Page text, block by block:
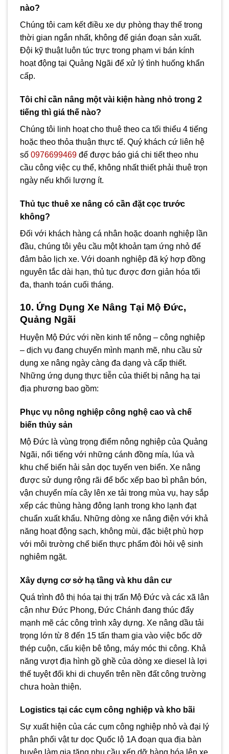
nào?
Chúng tôi cam kết điều xe dự phòng thay thế trong
thời gian ngắn nhất, không để gián đoạn sản xuất.
Đội kỹ thuật luôn túc trực trong phạm vi bán kính
hoạt động tại Quảng Ngãi để xử lý tình huống khẩn
cấp.
Tôi chỉ cần nâng một vài kiện hàng nhỏ trong 2
tiếng thì giá thế nào?
Chúng tôi linh hoạt cho thuê theo ca tối thiểu 4 tiếng
hoặc theo thỏa thuận thực tế. Quý khách cứ liên hệ
số 0976699469 để được báo giá chi tiết theo nhu
cầu công việc cụ thể, không nhất thiết phải thuê trọn
ngày nếu khối lượng ít.
Thủ tục thuê xe nâng có cần đặt cọc trước
không?
Đối với khách hàng cá nhân hoặc doanh nghiệp lần
đầu, chúng tôi yêu cầu một khoản tạm ứng nhỏ để
đảm bảo lịch xe. Với doanh nghiệp đã ký hợp đồng
nguyên tắc dài hạn, thủ tục được đơn giản hóa tối
đa, thanh toán cuối tháng.
10. Ứng Dụng Xe Nâng Tại Mộ Đức,
Quảng Ngãi
Huyện Mộ Đức với nền kinh tế nông – công nghiệp
– dịch vụ đang chuyển mình mạnh mẽ, nhu cầu sử
dụng xe nâng ngày càng đa dạng và cấp thiết.
Những ứng dụng thực tiễn của thiết bị nâng hạ tại
địa phương bao gồm:
Phục vụ nông nghiệp công nghệ cao và chế
biến thủy sản
Mộ Đức là vùng trọng điểm nông nghiệp của Quảng
Ngãi, nổi tiếng với những cánh đồng mía, lúa và
khu chế biến hải sản dọc tuyến ven biển. Xe nâng
được sử dụng rộng rãi để bốc xếp bao bì phân bón,
vận chuyển mía cây lên xe tải trong mùa vụ, hay sắp
xếp các thùng hàng đông lạnh trong kho lạnh đạt
chuẩn xuất khẩu. Những dòng xe nâng điện với khả
năng hoạt động sạch, không mùi, đặc biệt phù hợp
với môi trường chế biến thực phẩm đòi hỏi vệ sinh
nghiêm ngặt.
Xây dựng cơ sở hạ tầng và khu dân cư
Quá trình đô thị hóa tại thị trấn Mộ Đức và các xã lân
cận như Đức Phong, Đức Chánh đang thúc đẩy
mạnh mẽ các công trình xây dựng. Xe nâng dầu tải
trọng lớn từ 8 đến 15 tấn tham gia vào việc bốc dỡ
thép cuộn, cấu kiện bê tông, máy móc thi công. Khả
năng vượt địa hình gồ ghề của dòng xe diesel là lợi
thế tuyệt đối khi di chuyển trên nền đất công trường
chưa hoàn thiện.
Logistics tại các cụm công nghiệp và kho bãi
Sự xuất hiện của các cụm công nghiệp nhỏ và đại lý
phân phối vật tư dọc Quốc lộ 1A đoạn qua địa bàn